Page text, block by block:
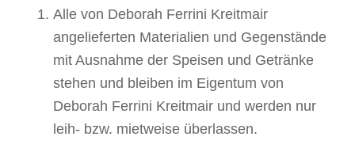
Alle von Deborah Ferrini Kreitmair
angelieferten Materialien und Gegenstände
mit Ausnahme der Speisen und Getränke
stehen und bleiben im Eigentum von
Deborah Ferrini Kreitmair und werden nur
leih- bzw. mietweise überlassen.